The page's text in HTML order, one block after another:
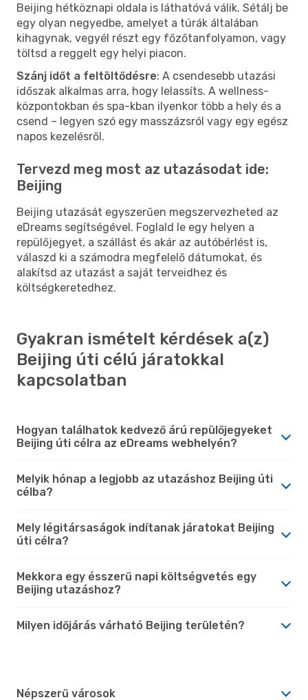
Beijing hétköznapi oldala is láthatóvá válik. Sétálj be
egy olyan negyedbe, amelyet a túrák általában
kihagynak, vegyél részt egy főzőtanfolyamon, vagy
töltsd a reggelt egy helyi piacon.
Szánj időt a feltöltődésre: A csendesebb utazási
időszak alkalmas arra, hogy lelassíts. A wellness-
központokban és spa-kban ilyenkor több a hely és a
csend – legyen szó egy masszázsról vagy egy egész
napos kezelésről.
Tervezd meg most az utazásodat ide:
Beijing
Beijing utazását egyszerűen megszervezheted az
eDreams segítségével. Foglald le egy helyen a
repülőjegyet, a szállást és akár az autóbérlést is,
válaszd ki a számodra megfelelő dátumokat, és
alakítsd az utazást a saját terveidhez és
költségkeretedhez.
Gyakran ismételt kérdések a(z)
Beijing úti célú járatokkal
kapcsolatban
Hogyan találhatok kedvező árú repülőjegyeket
Beijing úti célra az eDreams webhelyén?
Melyik hónap a legjobb az utazáshoz Beijing úti
célba?
Mely légitársaságok indítanak járatokat Beijing
úti célra?
Mekkora egy ésszerű napi költségvetés egy
Beijing utazáshoz?
Milyen időjárás várható Beijing területén?
Népszerű városok